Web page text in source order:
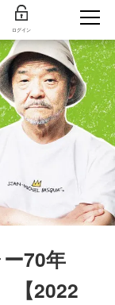
ログイン
70年
【2022